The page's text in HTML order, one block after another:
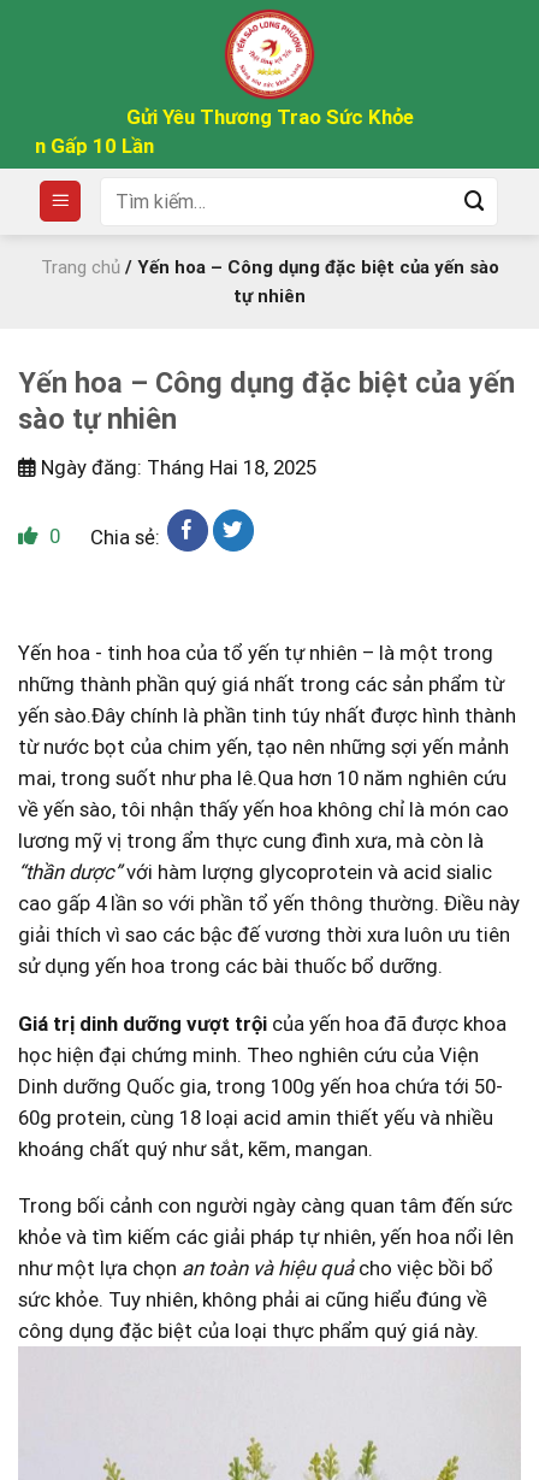
Gửi Yêu Thương Trao Sức Khỏe
10 Lần
kiếm:
Trang chủ/ Yến hoa – Công dụng đặc biệt của yến sào
tự nhiên
Yến hoa – Công dụng đặc biệt của yến
sào tự nhiên
Ngày đăng: Tháng Hai 18, 2025
0 Chia sẻ:
Yến hoa ⁣- tinh hoa ⁣của tổ yến tự nhiên – là một trong ​
những thành phần quý giá nhất trong‌ các sản⁤ phẩm‌ từ
yến ‌sào.Đây chính là phần tinh ‌túy nhất được⁢ hình ‍thành
từ nước bọt ‍của chim yến, tạo nên những sợi yến ⁢mảnh
mai, trong suốt như pha lê.Qua hơn 10 năm nghiên cứu
về yến sào, tôi nhận thấy yến hoa không chỉ là ⁢món cao
lương mỹ vị trong ẩm thực cung ‍đình xưa, mà còn là
“thần dược”với hàm lượng‌ glycoprotein và ⁣acid sialic
cao gấp 4 ​lần ⁣so với phần⁣ tổ⁣ yến thông thường. Điều này
⁣giải thích vì sao các⁢ bậc đế vương ‌thời ⁢xưa ‍luôn ưu tiên
sử dụng yến hoa trong ‌các bài thuốc bổ dưỡng.
Giá trị dinh dưỡng vượt trội của yến hoa ‌đã được khoa
học ⁤hiện đại chứng minh. Theo nghiên cứu của Viện
Dinh dưỡng‌ Quốc gia, ‍trong 100g⁢ yến hoa chứa tới ‍50-
60g protein, cùng ‍18 loại acid amin thiết⁤ yếu ​và nhiều
khoáng‌ chất quý như sắt, ‍kẽm, mangan.
Trong bối cảnh con người ngày càng ⁢quan ‍tâm đến sức
khỏe và tìm kiếm các giải pháp tự nhiên, yến hoa ‍nổi​ lên
như một lựa chọn an toàn và hiệu quảcho việc bồi bổ
sức khỏe. Tuy nhiên, không phải ai cũng hiểu đúng về
công ⁢dụng đặc biệt của loại thực phẩm quý giá này.